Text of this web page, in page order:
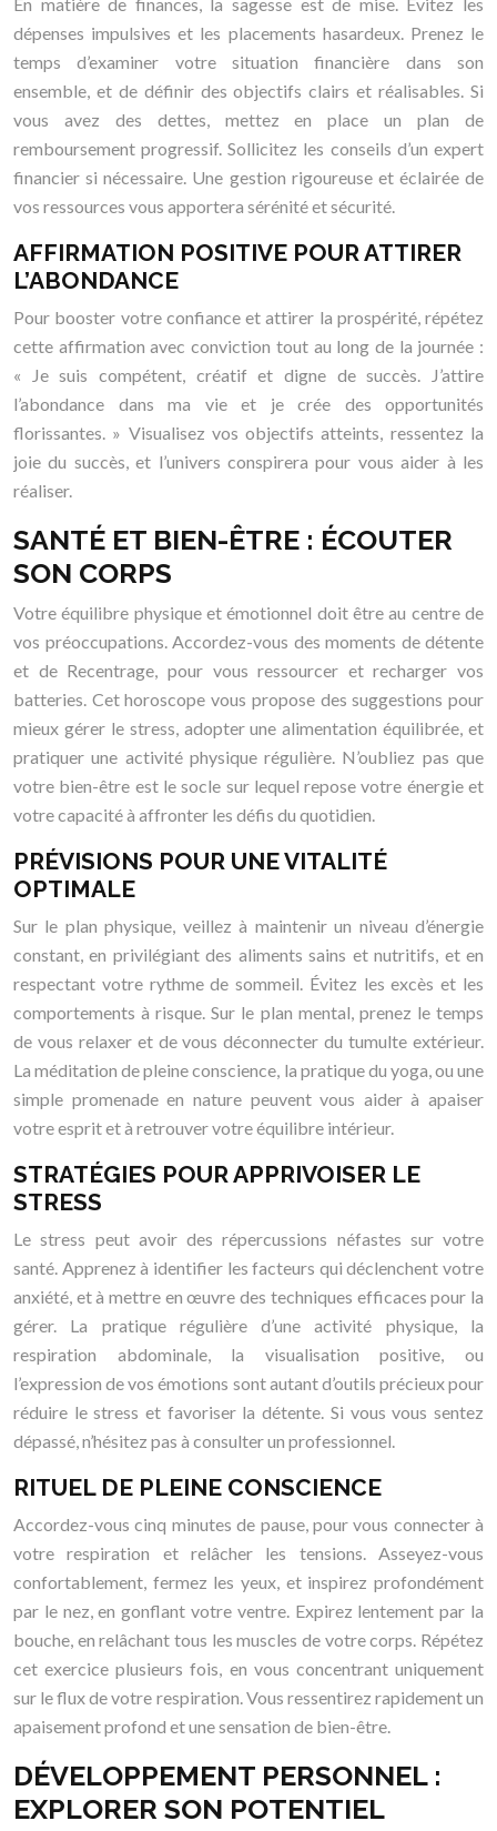
dépenses impulsives et les placements hasardeux. Prenez le
temps d’examiner votre situation financière dans son
ensemble, et de définir des objectifs clairs et réalisables. Si
vous avez des dettes, mettez en place un plan de
remboursement progressif. Sollicitez les conseils d’un expert
financier si nécessaire. Une gestion rigoureuse et éclairée de
vos ressources vous apportera sérénité et sécurité.
AFFIRMATION POSITIVE POUR ATTIRER
L’ABONDANCE
Pour booster votre confiance et attirer la prospérité, répétez
cette affirmation avec conviction tout au long de la journée :
« Je suis compétent, créatif et digne de succès. J’attire
l’abondance dans ma vie et je crée des opportunités
florissantes. » Visualisez vos objectifs atteints, ressentez la
joie du succès, et l’univers conspirera pour vous aider à les
réaliser.
SANTÉ ET BIEN-ÊTRE : ÉCOUTER
SON CORPS
Votre équilibre physique et émotionnel doit être au centre de
vos préoccupations. Accordez-vous des moments de détente
et de Recentrage, pour vous ressourcer et recharger vos
batteries. Cet horoscope vous propose des suggestions pour
mieux gérer le stress, adopter une alimentation équilibrée, et
pratiquer une activité physique régulière. N’oubliez pas que
votre bien-être est le socle sur lequel repose votre énergie et
votre capacité à affronter les défis du quotidien.
PRÉVISIONS POUR UNE VITALITÉ
OPTIMALE
Sur le plan physique, veillez à maintenir un niveau d’énergie
constant, en privilégiant des aliments sains et nutritifs, et en
respectant votre rythme de sommeil. Évitez les excès et les
comportements à risque. Sur le plan mental, prenez le temps
de vous relaxer et de vous déconnecter du tumulte extérieur.
La méditation de pleine conscience, la pratique du yoga, ou une
simple promenade en nature peuvent vous aider à apaiser
votre esprit et à retrouver votre équilibre intérieur.
STRATÉGIES POUR APPRIVOISER LE
STRESS
Le stress peut avoir des répercussions néfastes sur votre
santé. Apprenez à identifier les facteurs qui déclenchent votre
anxiété, et à mettre en œuvre des techniques efficaces pour la
gérer. La pratique régulière d’une activité physique, la
respiration abdominale, la visualisation positive, ou
l’expression de vos émotions sont autant d’outils précieux pour
réduire le stress et favoriser la détente. Si vous vous sentez
dépassé, n’hésitez pas à consulter un professionnel.
RITUEL DE PLEINE CONSCIENCE
Accordez-vous cinq minutes de pause, pour vous connecter à
votre respiration et relâcher les tensions. Asseyez-vous
confortablement, fermez les yeux, et inspirez profondément
par le nez, en gonflant votre ventre. Expirez lentement par la
bouche, en relâchant tous les muscles de votre corps. Répétez
cet exercice plusieurs fois, en vous concentrant uniquement
sur le flux de votre respiration. Vous ressentirez rapidement un
apaisement profond et une sensation de bien-être.
DÉVELOPPEMENT PERSONNEL :
EXPLORER SON POTENTIEL